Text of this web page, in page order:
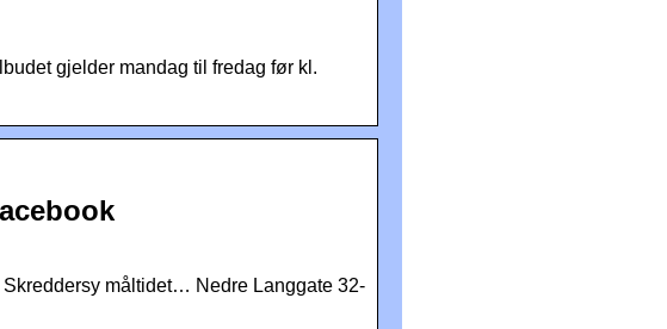
gjelder mandag til fredag før kl.
måltidet… Nedre Langgate 32-